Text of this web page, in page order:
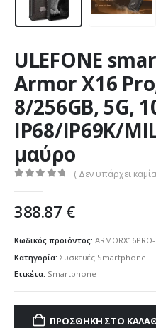
ULEFONE
Armor X16
8/256GB, 5G,
IP68/IP69K/
μαύρο
( Δεν υπάρχει
388.87 €
Κωδικός προϊόντος:
Κατηγορία: Συσκευές Smartphone
Ετικέτα: Smartphone
ΠΡΟΣΘΉΚΗ ΣΤΟ